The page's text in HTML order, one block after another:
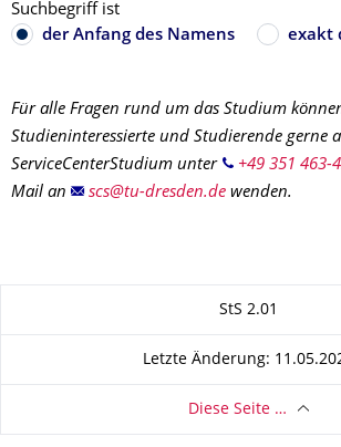
Suchbegriff ist
der Anfang des Namens
exakt
Für alle Fragen rund um das Studium
Studieninteressierte und Studierende gerne
ServiceCenterStudium unter
+49 351 463-
Mail an
wenden.
StS 2.01
Letzte Änderung:
Diese Seite …